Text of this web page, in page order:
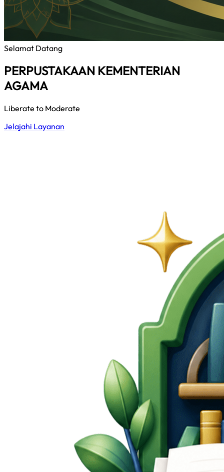
Selamat Datang
PERPUSTAKAAN KEMENTERIAN
AGAMA
Liberate to Moderate
Jelajahi Layanan